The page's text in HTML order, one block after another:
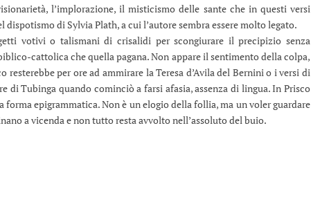
l’implorazione, il misticismo delle sante che in questi versi
di Sylvia Plath, a cui l’autore sembra essere molto legato.
votivi o talismani di crisalidi per scongiurare il precipizio senza
cattolica che quella pagana. Non appare il sentimento della colpa,
resterebbe per ore ad ammirare la Teresa d’Avila del Bernini o i versi di
di Tubinga quando cominciò a farsi afasia, assenza di lingua. In Prisco
forma epigrammatica. Non è un elogio della follia, ma un voler guardare
a vicenda e non tutto resta avvolto nell’assoluto del buio.